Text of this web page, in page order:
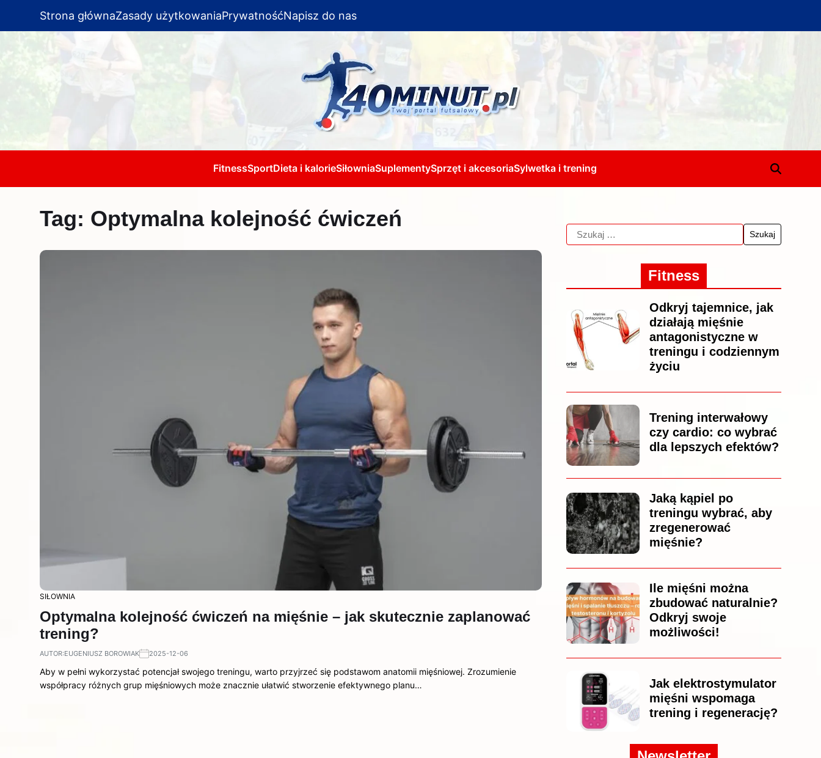
Strona głównaZasady użytkowaniaPrywatnośćNapisz do nas
FitnessSportDieta i kalorieSiłowniaSuplementySprzęt i akcesoriaSylwetka i trening
Tag: Optymalna kolejność ćwiczeń
SIŁOWNIA
Optymalna kolejność ćwiczeń na mięśnie – jak skutecznie zaplanować
trening?
AUTOR:EUGENIUSZ BOROWIAK 2025-12-06
Aby w pełni wykorzystać potencjał swojego treningu, warto przyjrzeć się podstawom anatomii mięśniowej. Zrozumienie
współpracy różnych grup mięśniowych może znacznie ułatwić stworzenie efektywnego planu…
Fitness
Odkryj tajemnice, jak
działają mięśnie
antagonistyczne w
treningu i codziennym
życiu
Trening interwałowy
czy cardio: co wybrać
dla lepszych efektów?
Jaką kąpiel po
treningu wybrać, aby
zregenerować
mięśnie?
Ile mięśni można
zbudować naturalnie?
Odkryj swoje
możliwości!
Jak elektrostymulator
mięśni wspomaga
trening i regenerację?